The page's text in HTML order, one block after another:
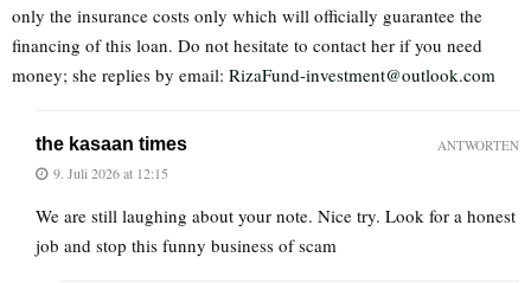
only the insurance costs only which will officially guarantee the
financing of this loan. Do not hesitate to contact her if you need
money; she replies by email: RizaFund-investment@outlook.com
the kasaan times
9. Juli 2026 at 12:15
We are still laughing about your note. Nice try. Look for a honest
job and stop this funny business of scam
ANTWORTEN